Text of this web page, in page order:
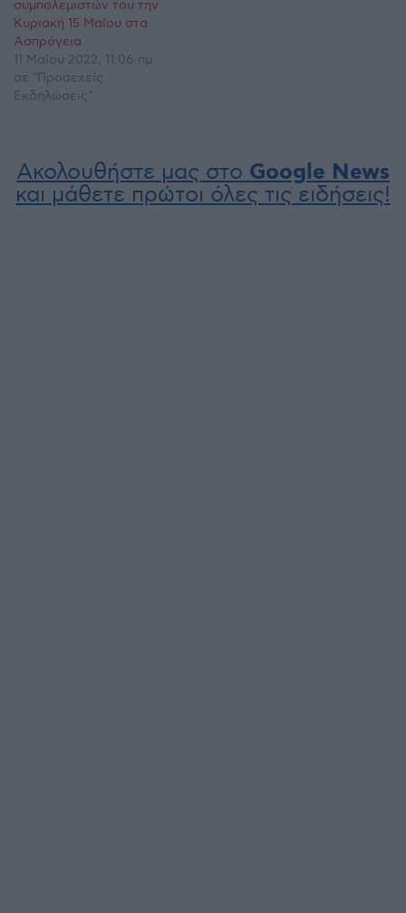
συμπολεμιστών του την
Κυριακή 15 Μαΐου στα
Ασπρόγεια
11 Μαΐου 2022, 11:06 πμ
σε "Προσεχείς
Εκδηλώσεις"
Ακολουθήστε μας στο Google News
και μάθετε πρώτοι όλες τις ειδήσεις!